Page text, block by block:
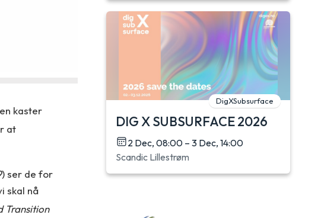
kaster
at
) ser de for
skal nå
Transition
DigXSubsurface
DIG X SUBSURFACE 2026
2 Dec, 08:00 – 3 Dec, 14:00
Scandic Lillestrøm